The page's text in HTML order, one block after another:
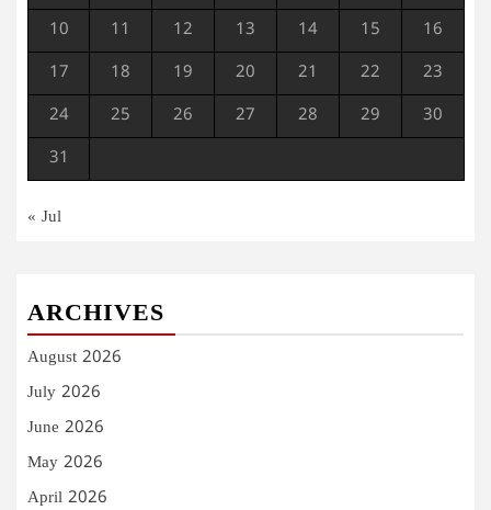
10 11 12 13 14 15 16
17 18 19 20 21 22 23
24 25 26 27 28 29 30
31
« Jul
ARCHIVES
August 2026
July 2026
June 2026
May 2026
April 2026